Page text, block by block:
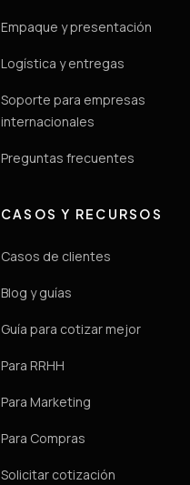
Empaque y presentación
Logística y entregas
Soporte para empresas
internacionales
Preguntas frecuentes
CASOS Y RECURSOS
Casos de clientes
Blog y guías
Guía para cotizar mejor
Para RRHH
Para Marketing
Para Compras
Solicitar cotización